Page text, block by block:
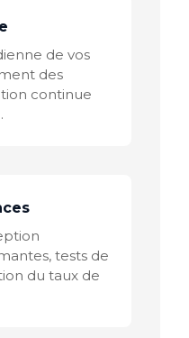
de vos
des
continue
tests de
du taux de